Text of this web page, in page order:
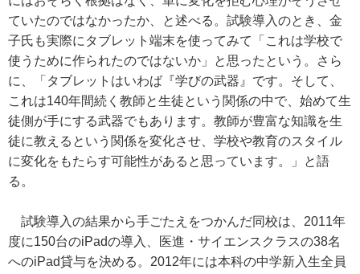
ていたのではなかったか、と述べる。試験導入のとき、金
子氏も実際にタブレット端末を使ってみて「これは学校で
使うために作られたのではないか」と思ったという。さら
に、「タブレットはいわば『学びの武器』です。そして、
これは140年間続く教師と生徒という関係の中で、始めて生
徒側が手にする武器でもあります。教師が豊富な知識を生
徒に教えるという関係を変化させ、学校や教育のスタイル
に変化をもたらす可能性があると思っています。」と語
る。
試験導入の結果から手ごたえをつかんだ同校は、2011年
度に150台のiPadの導入、医進・サイエンスクラスの38名
へのiPad貸与を決める。2012年には本科の中学新入生全員